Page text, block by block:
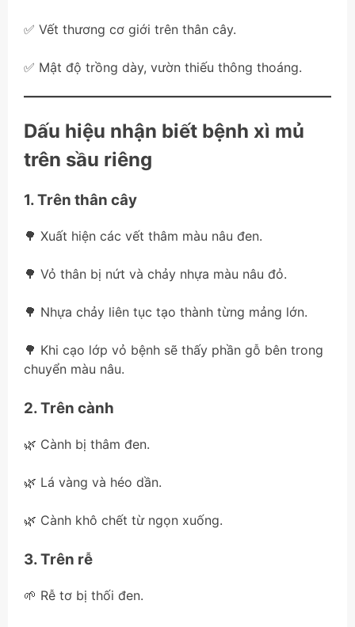
✅ Vết thương cơ giới trên thân cây.
✅ Mật độ trồng dày, vườn thiếu thông thoáng.
Dấu hiệu nhận biết bệnh xì mủ
trên sầu riêng
1. Trên thân cây
🌳 Xuất hiện các vết thâm màu nâu đen.
🌳 Vỏ thân bị nứt và chảy nhựa màu nâu đỏ.
🌳 Nhựa chảy liên tục tạo thành từng mảng lớn.
🌳 Khi cạo lớp vỏ bệnh sẽ thấy phần gỗ bên trong
chuyển màu nâu.
2. Trên cành
🌿 Cành bị thâm đen.
🌿 Lá vàng và héo dần.
🌿 Cành khô chết từ ngọn xuống.
3. Trên rễ
🌱 Rễ tơ bị thối đen.